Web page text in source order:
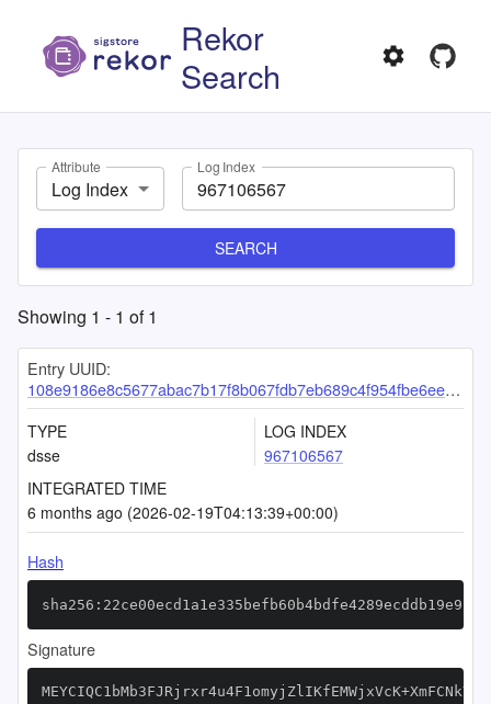
Rekor
Search
Attribute
Log Index
Log Index
SEARCH
Showing 1 - 1 of1
Entry UUID:
108e9186e8c5677abac7b17f8b067fdb7eb689c4f954fbe6ee02ffc72dfd93208e16083ab277a200
TYPE
dsse
LOG INDEX
967106567
INTEGRATED TIME
6 months ago (2026-02-19T04:13:39+00:00)
Hash
Signature